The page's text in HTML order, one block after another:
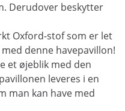
Derudover beskytter
Oxford-stof som er let
denne havepavillon!
et øjeblik med den
leveres i en
man kan have med